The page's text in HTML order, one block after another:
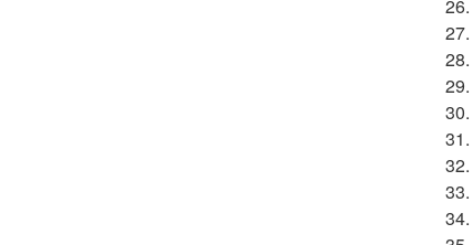
26.
27.
28.
29.
30.
31.
32.
33.
34.